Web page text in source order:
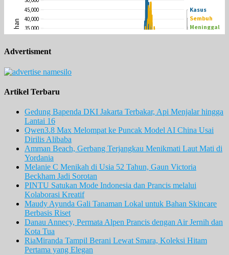
Advertisment
Artikel Terbaru
Gedung Bapenda DKI Jakarta Terbakar, Api Menjalar hingga
Lantai 16
Qwen3.8 Max Melompat ke Puncak Model AI China Usai
Dirilis Alibaba
Amman Beach, Gerbang Terjangkau Menikmati Laut Mati di
Yordania
Melanie C Menikah di Usia 52 Tahun, Gaun Victoria
Beckham Jadi Sorotan
PINTU Satukan Mode Indonesia dan Prancis melalui
Kolaborasi Kreatif
Maudy Ayunda Gali Tanaman Lokal untuk Bahan Skincare
Berbasis Riset
Danau Annecy, Permata Alpen Prancis dengan Air Jernih dan
Kota Tua
RiaMiranda Tampil Berani Lewat Smara, Koleksi Hitam
Pertama yang Elegan